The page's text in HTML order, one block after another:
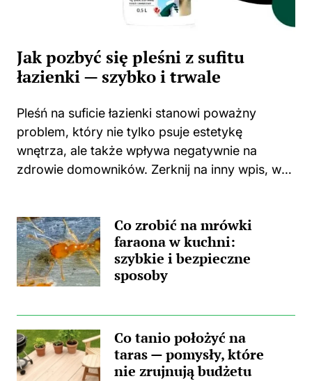
Jak pozbyć się pleśni z sufitu
łazienki — szybko i trwale
Pleśń na suficie łazienki stanowi poważny
problem, który nie tylko psuje estetykę
wnętrza, ale także wpływa negatywnie na
zdrowie domowników. Zerknij na inny wpis, w
nieprzyjemna towarzyszka? Główną
przyczyną...
Co zrobić na mrówki
faraona w kuchni:
szybkie i bezpieczne
sposoby
Co tanio położyć na
taras — pomysły, które
nie zrujnują budżetu